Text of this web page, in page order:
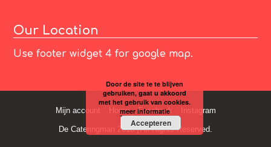
Our Location
Use footer widget 4 for google map.
Mijn account Home Facebook Instagram
De Cateringman 2018 | All Rights Reserved.
Door de site te te blijven
gebruiken, gaat u akkoord
met het gebruik van cookies.
meer informatie
Accepteren